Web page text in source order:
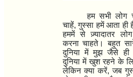
हम सभी लोग
चाहें,गुस्सा हमें आता ही
हममें से ज़्यादातर
करना चाहते। बहुत
दुनिया में मुझ जैसे
दुनिया में खुश रहने के
लेकिन क्या करें,जब